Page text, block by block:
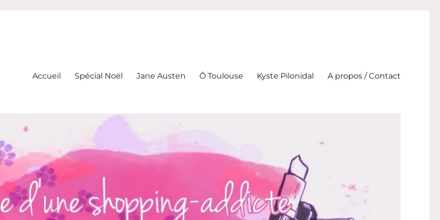
Accueil Spécial Noël Jane Austen Ô Toulouse Kyste Pilonidal A propos / Contact